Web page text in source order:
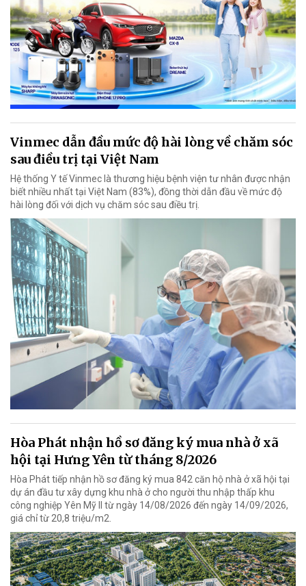
Vinmec dẫn đầu mức độ hài lòng về chăm sóc
sau điều trị tại Việt Nam
Hệ thống Y tế Vinmec là thương hiệu bệnh viện tư nhân được nhận
biết nhiều nhất tại Việt Nam (83%), đồng thời dẫn đầu về mức độ
hài lòng đối với dịch vụ chăm sóc sau điều trị.
Hòa Phát nhận hồ sơ đăng ký mua nhà ở xã
hội tại Hưng Yên từ tháng 8/2026
Hòa Phát tiếp nhận hồ sơ đăng ký mua 842 căn hộ nhà ở xã hội tại
dự án đầu tư xây dựng khu nhà ở cho người thu nhập thấp khu
công nghiệp Yên Mỹ II từ ngày 14/08/2026 đến ngày 14/09/2026,
giá chỉ từ 20,8 triệu/m2.